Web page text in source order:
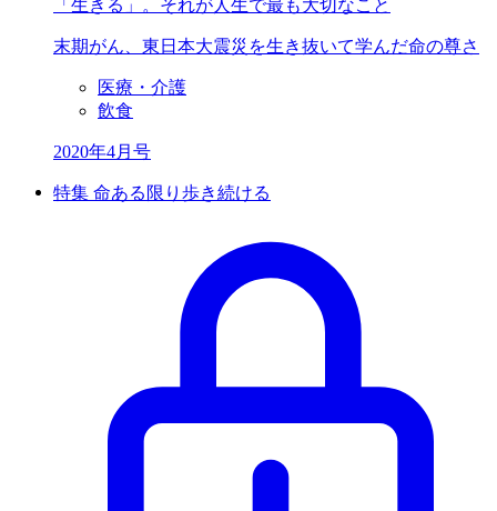
「生きる」。 それが人生で最も大切なこと
末期がん、東日本大震災を生き抜いて学んだ命の尊さ
医療・介護
飲食
2020年4月号
特集 命ある限り歩き続ける